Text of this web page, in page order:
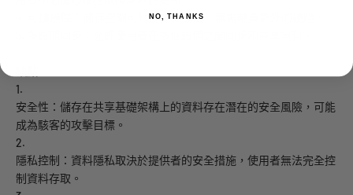
可擴展性：儲存空間可根據需要擴展，無需購買額外的硬體。
1.
安全性：儲存在共享基礎架構上的資料存在潛在的安全風險，可能
成為駭客的攻擊目標。
2.
隱私控制：資料隱私取決於提供者的安全措施，使用者無法完全控
制資料存取。
NO, THANKS